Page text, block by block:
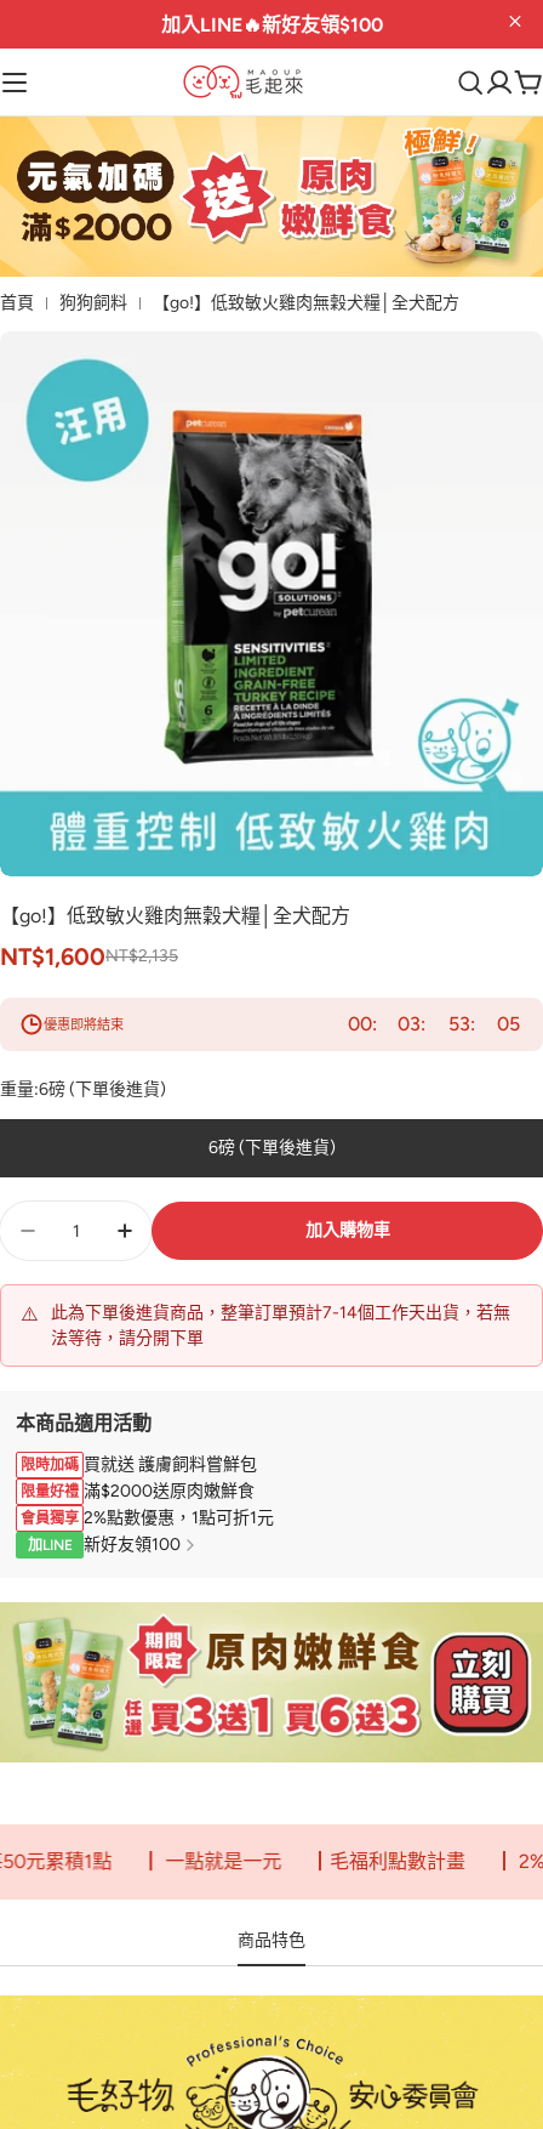
加入LINE🔥新好友領$100
購
物
車
首頁 狗狗飼料 【go!】低致敏火雞肉無穀犬糧│全犬配方
【go!】低致敏火雞肉無穀犬糧│全犬配方
NT$1,600NT$2,135
優惠即將結束 00 03 53 04
重量:6磅 (下單後進貨)
6磅 (下單後進貨)
加入購物車
⚠️
此為下單後進貨商品，整筆訂單預計7-14個工作天出貨，若無
法等待，請分開下單
本商品適用活動
限時加碼 買就送 護膚飼料嘗鮮包
限量好禮 滿$2000送原肉嫩鮮食
會員獨享 2%點數優惠，1點可折1元
加LINE 新好友領100
積1點 ┃ 一點就是一元 ┃毛福利點數計畫 ┃ 2%回
商品特色